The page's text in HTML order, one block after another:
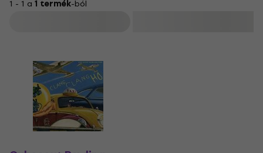
1 - 1 a 1 termék-ból